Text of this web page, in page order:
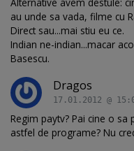
Alternative avem destule:
au unde sa vada, filme cu
Direct sau...mai stiu eu ce.
Indian ne-indian...macar
Basescu.
Dragos
17.01.2012 @
Regim paytv? Pai cine o sa
astfel de programe? Nu